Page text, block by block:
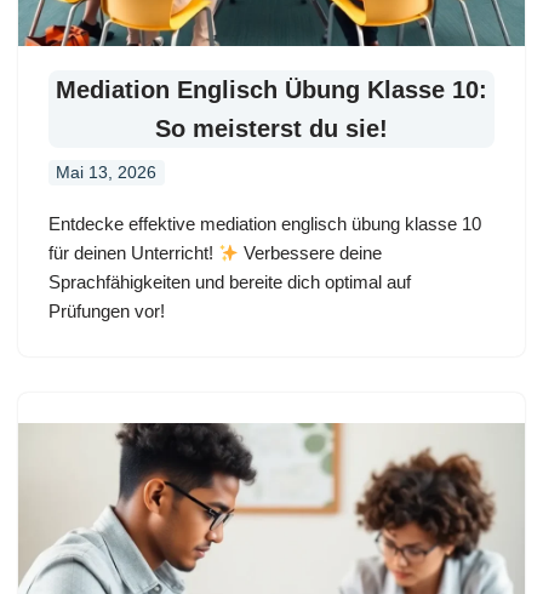
Mediation Englisch Übung Klasse 10:
So meisterst du sie!
Mai 13, 2026
Entdecke effektive mediation englisch übung klasse 10
für deinen Unterricht!
Verbessere deine
Sprachfähigkeiten und bereite dich optimal auf
Prüfungen vor!